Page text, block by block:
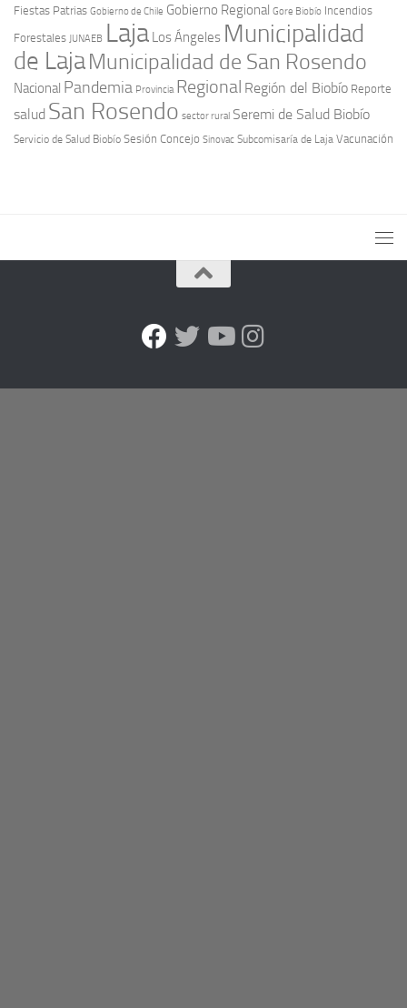
Fiestas Patrias Gobierno de Chile Gobierno Regional Gore Biobío Incendios
Forestales JUNAEB Laja Los Ángeles Municipalidad
de LajaMunicipalidad de San Rosendo
Nacional Pandemia Provincia Regional Región del Biobío Reporte
salud San Rosendo sector rural Seremi de Salud Biobío
Servicio de Salud Biobío Sesión Concejo Sinovac Subcomisaría de Laja Vacunación